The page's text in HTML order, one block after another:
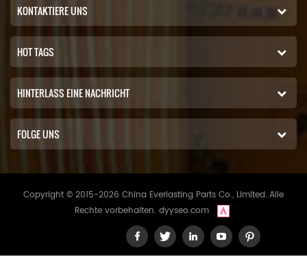
KONTAKTIERE UNS
HOT TAGS
HINTERLASS EINE NACHRICHT
FOLGE UNS
Copyright © 2015-2026 China Everlasting Parts Co., Limited..Alle
Rechte vorbehalten. dyyseo.com